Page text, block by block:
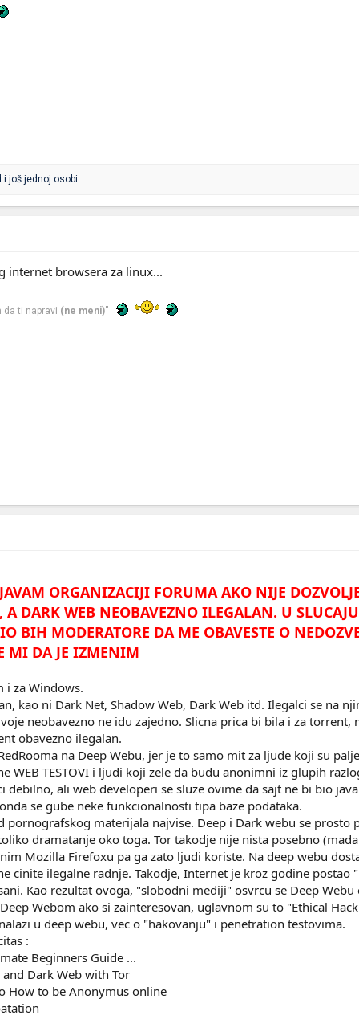
i još jednoj osobi
internet browsera za linux...
da ti napravi (ne meni)"
ORGANIZACIJI FORUMA AKO NIJE
A DARK WEB NEOBAVEZNO ILEGALAN. U
BIH MODERATORE DA ME OBAVESTE O
MI DA JE IZMENIM
i za Windows.
kao ni Dark Net, Shadow Web, Dark Web itd. Ilegalci se na
neobavezno ne idu zajedno. Slicna prica bi bila i za
obavezno ilegalan.
na Deep Webu, jer je to samo mit za ljude koji su
WEB TESTOVI i ljudi koji zele da budu anonimni iz glupih
debilno, ali web developeri se sluze ovime da sajt ne bi bio
se gube neke funkcionalnosti tipa baze podataka.
pornografskog materijala najvise. Deep i Dark webu se
dramatanje oko toga. Tor takodje nije nista posebno
Mozilla Firefoxu pa ga zato ljudi koriste. Na deep webu
cinite ilegalne radnje. Takodje, Internet je kroz godine
Kao rezultat ovoga, "slobodni mediji" osvrcu se Deep
Webom ako si zainteresovan, uglavnom su to "Ethical
u deep webu, vec o "hakovanju" i penetration testovima.
:
Beginners Guide ...
and Dark Web with Tor
How to be Anonymus online